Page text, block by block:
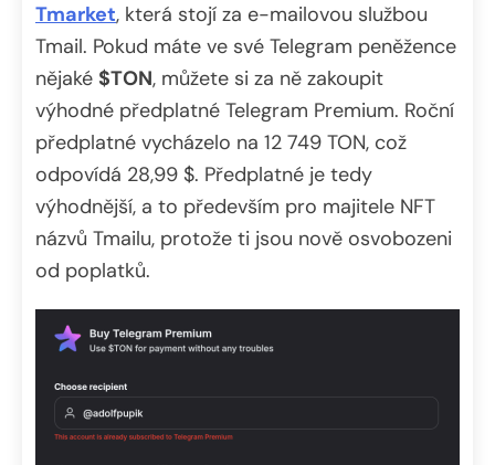
Tmarket, která stojí za e-mailovou službou
Tmail. Pokud máte ve své Telegram peněžence
nějaké $TON, můžete si za ně zakoupit
výhodné předplatné Telegram Premium. Roční
předplatné vycházelo na 12 749 TON, což
odpovídá 28,99 $. Předplatné je tedy
výhodnější, a to především pro majitele NFT
názvů Tmailu, protože ti jsou nově osvobozeni
od poplatků.